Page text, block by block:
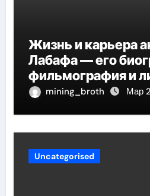
Жизнь и карьера
Лабафа — его
фильмография и
mining_broth Мар
Uncategorised